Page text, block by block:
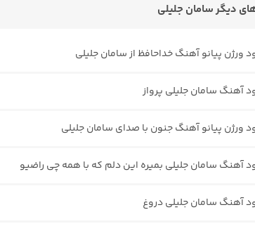
دیگر سامان جلیلی
ورژن پیانو آهنگ خداحافظ از سامان جلیلی
آهنگ سامان جلیلی پرواز
ورژن پیانو آهنگ جنون با صدای سامان جلیلی
آهنگ سامان جلیلی بمیره این دلم که با همه چی راضیو
آهنگ سامان جلیلی دروغ